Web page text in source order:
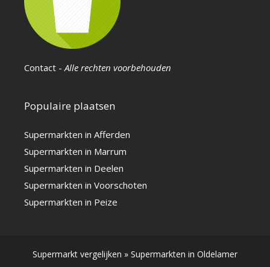
Contact -Alle rechten voorbehouden
Populaire plaatsen
Supermarkten in Afferden
Supermarkten in Marrum
Supermarkten in Deelen
Supermarkten in Voorschoten
Supermarkten in Peize
Supermarkt vergelijken » Supermarkten in Oldelamer